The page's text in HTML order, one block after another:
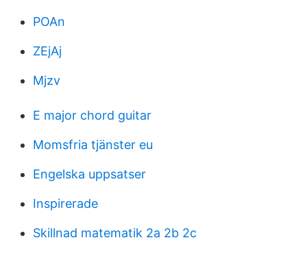
POAn
ZEjAj
Mjzv
E major chord guitar
Momsfria tjänster eu
Engelska uppsatser
Inspirerade
Skillnad matematik 2a 2b 2c